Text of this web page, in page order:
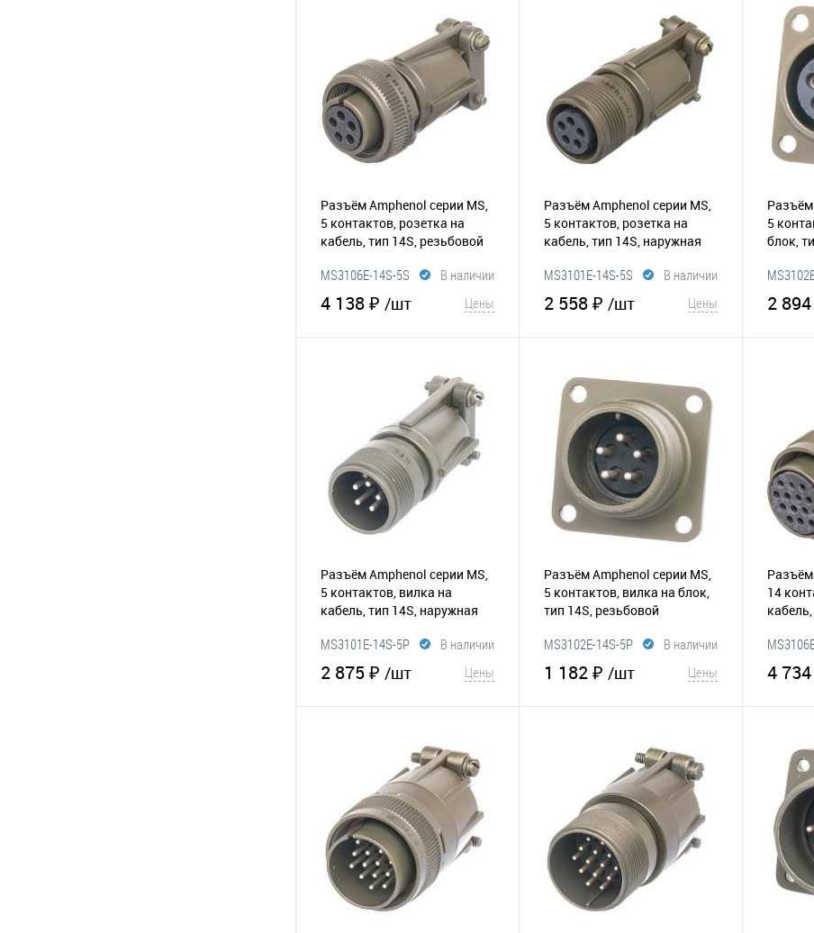
Сравнение Сравнение В
Разъём Amphenol серии MS,
5 контактов, розетка на
кабель, тип 14S, резьбовой
В наличии
MS3106E-14S-5S
4 138 ₽ /шт Цены
Сравнение
Разъём Amphenol серии MS,
5 контактов, розетка на
кабель, тип 14S, наружная
резьба
В наличии
MS3101E-14S-5S
2 558 ₽ /шт Цены
В избранное Сравнение
Разъём
5
блок,
2
В
Разъём Amphenol серии MS,
5 контактов, вилка на
кабель, тип 14S, наружная
резьба
В наличии
MS3101E-14S-5P
2 875 ₽ /шт Цены
В избранное Сравнение
Разъём Amphenol серии MS,
5 контактов, вилка на блок,
тип 14S, резьбовой
В наличии
MS3102E-14S-5P
1 182 ₽ /шт Цены
В избранное Сравнение
Разъём
14
4
В